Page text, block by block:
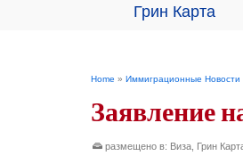
Грин Карта
Home » Иммиграционные Новости
Заявление
размещено в: Виза Грин